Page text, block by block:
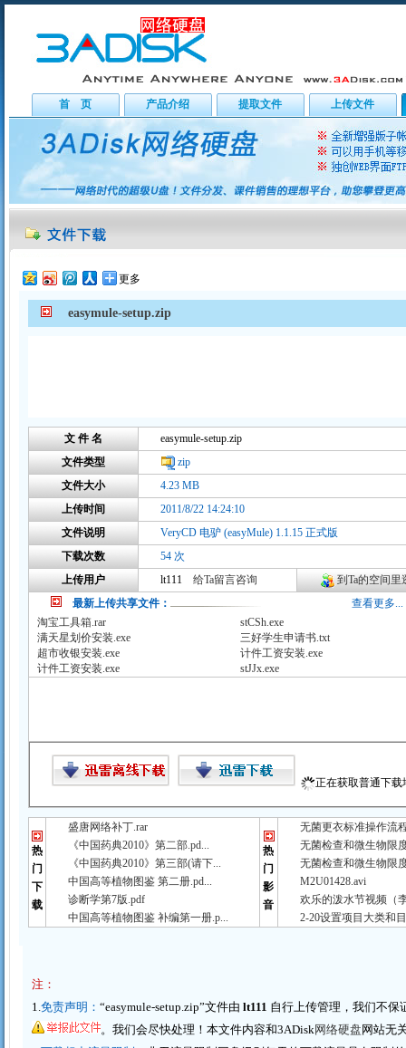
首 页 产品介绍 提取文件 上传文件
更多
easymule-setup.zip
文 件 名
easymule-setup.zip
文件类型
zip
文件大小
4.23 MB
上传时间
2011/8/22 14:24:10
文件说明
VeryCD 电驴 (easyMule) 1.1.15 正式版
下载次数
54 次
上传用户
lt111 给Ta留言咨询
到Ta的空间里
最新上传共享文件：
查看更多...
淘宝工具箱.rar
stCSh.exe
满天星划价安装.exe
三好学生申请书.txt
超市收银安装.exe
计件工资安装.exe
计件工资安装.exe
stJJx.exe
正在获取普通下载
热
门
下
载
盛唐网络补丁.rar
《中国药典2010》第二部.pd...
《中国药典2010》第三部(请下...
中国高等植物图鉴 第二册.pd...
诊断学第7版.pdf
中国高等植物图鉴 补编第一册.p...
热
门
影
音
无菌更衣标准操作流
无菌检查和微生物限
无菌检查和微生物限
M2U01428.avi
欢乐的泼水节视频（
2-20设置项目大类和
注：
1.免责声明：“easymule-setup.zip”文件由lt111 自行上传管理，我们不保
。我们会尽快处理！本文件内容和3ADisk网络硬盘 网站无